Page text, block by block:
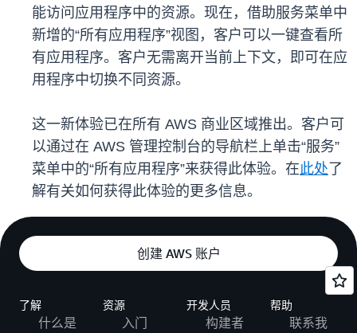
能访问应用程序中的资源。现在，借助服务菜单中
新增的“所有应用程序”视图，客户可以一键查看所
有应用程序。客户无需离开当前上下文，即可在应
用程序中切换不同资源。
这一新体验已在所有 AWS 商业区域推出。客户可
以通过在 AWS 管理控制台的导航栏上单击“服务”
菜单中的“所有应用程序”来获得此体验。在此处 了
解有关如何获得此体验的更多信息。
创建 AWS 账户
了解
什么是
资源
入门
开发人员
构建者
帮助
联系我